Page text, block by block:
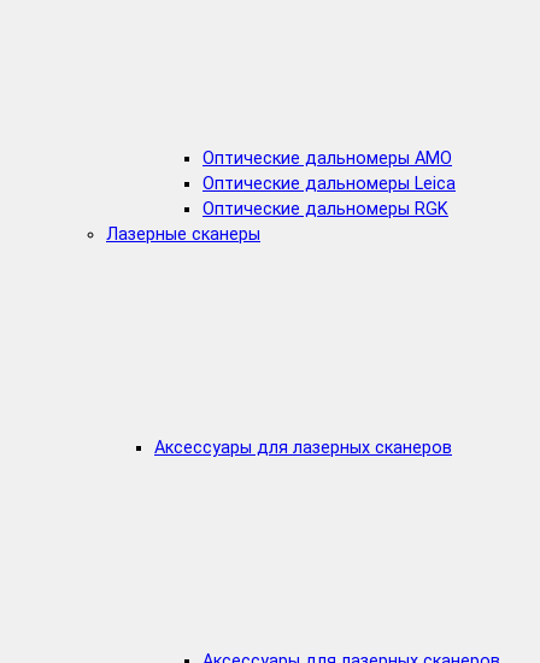
Оптические дальномеры AMO
Оптические дальномеры Leica
Оптические дальномеры RGK
Лазерные сканеры
Аксессуары для лазерных сканеров